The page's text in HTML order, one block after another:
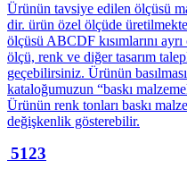
Ürünün tavsiye edilen ölçüsü
dir. ürün özel ölçüde
ölçüsü ABCDF kısımlarını
ölçü, renk ve diğer tasarım
geçebilirsiniz. Ürünün
kataloğumuzun “baskı
Ürünün renk tonları baskı
değişkenlik gösterebilir.
5123